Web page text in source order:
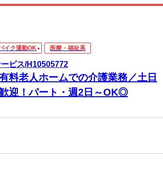
イク通勤OK 医療・福祉系
ビス/H10505772
料老人ホームでの介護業務／土日
迎！パート・週2日～OK◎